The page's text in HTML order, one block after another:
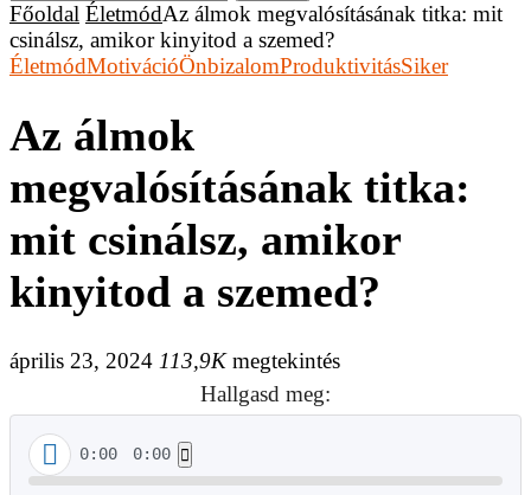
Főoldal ÉletmódAz álmok megvalósításának titka: mit
csinálsz, amikor kinyitod a szemed?
ÉletmódMotivációÖnbizalomProduktivitásSiker
Az álmok
megvalósításának titka:
mit csinálsz, amikor
kinyitod a szemed?
április 23, 2024 113,9Kmegtekintés
Hallgasd meg:
0:00 0:00